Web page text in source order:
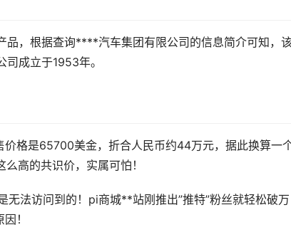
，根据查询****汽车集团有限公司的信息简介可知，
成立于1953年。
格是65700美金，折合人民币约44万元，据此换算一
高的共识价，实属可怕！
法访问到的！pi商城**站刚推出”推特”粉丝就轻松破
！